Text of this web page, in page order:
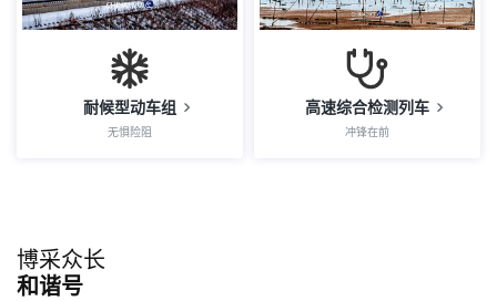
耐候型动车组
无惧险阻
高速综合检测列车
冲锋在前
博采众长
和谐号